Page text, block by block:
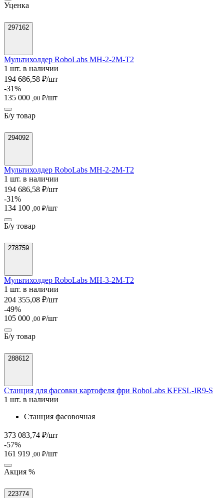
Уценка
297162
Мультихолдер RoboLabs МН-2-2М-T2
1 шт. в наличии
194 686,58 ₽/шт
-31%
135 000 ,00 ₽/шт
Б/у товар
294092
Мультихолдер RoboLabs МН-2-2М-T2
1 шт. в наличии
194 686,58 ₽/шт
-31%
134 100 ,00 ₽/шт
Б/у товар
278759
Мультихолдер RoboLabs МН-3-2М-T2
1 шт. в наличии
204 355,08 ₽/шт
-49%
105 000 ,00 ₽/шт
Б/у товар
288612
Станция для фасовки картофеля фри RoboLabs KFFSL-IR9-S
1 шт. в наличии
Станция фасовочная
373 083,74 ₽/шт
-57%
161 919 ,00 ₽/шт
Акция %
223774